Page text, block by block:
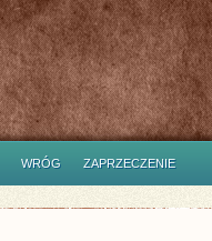
WRÓG ZAPRZECZENIE